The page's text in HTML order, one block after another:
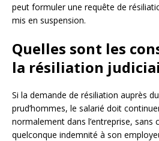
peut formuler une requête de
mis en suspension.
Quelles sont les
la résiliation
Si la demande de résiliation auprès
prud’hommes, le salarié doit
normalement dans l’entreprise, sans
quelconque indemnité à son